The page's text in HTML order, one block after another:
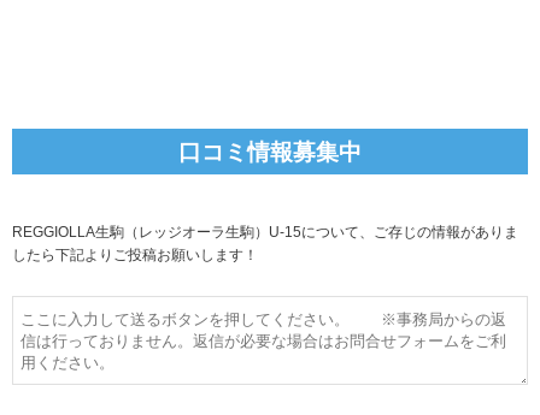
口コミ情報募集中
REGGIOLLA生駒（レッジオーラ生駒）U-15について、ご存じの情報がありま
したら下記よりご投稿お願いします！